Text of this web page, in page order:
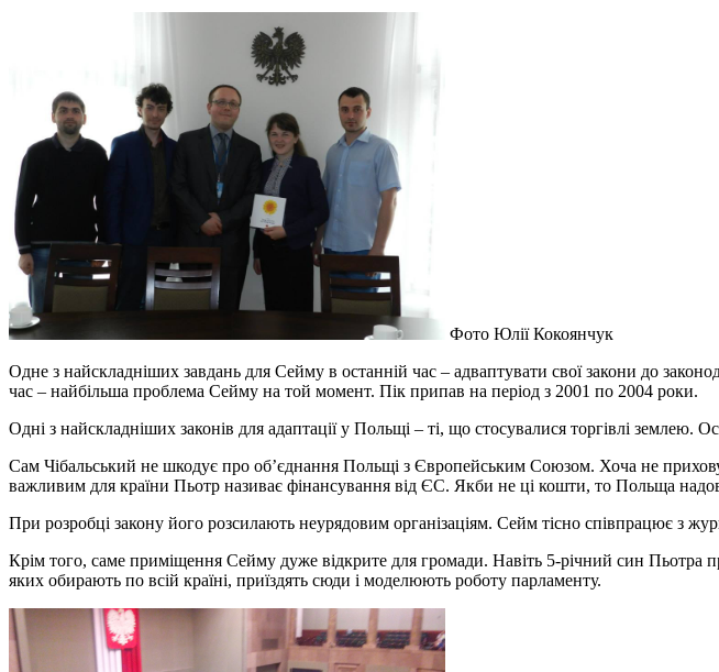
Фото Юлії Кокоянчук
Одне з найскладніших завдань для Сейму в останній час – адваптувати свої закони до
час – найбільша проблема Сейму на той момент. Пік припав на період з 2001 по 2004 роки.
Одні з найскладніших законів для адаптації у Польщі – ті, що стосувалися торгівлі землею.
Сам Чібальський не шкодує про об’єднання Польщі з Європейським Союзом. Хоча не
важливим для країни Пьотр називає фінансування від ЄС. Якби не ці кошти, то Польща
При розробці закону його розсилають неурядовим організаціям. Сейм тісно співпрацює з
Крім того, саме приміщення Сейму дуже відкрите для громади. Навіть 5-річний син
яких обирають по всій країні, приїздять сюди і моделюють роботу парламенту.